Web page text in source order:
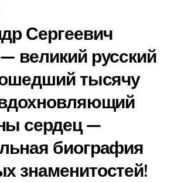
Сергеевич
великий русский
тысячу
сердец —
биография
знаменитостей!